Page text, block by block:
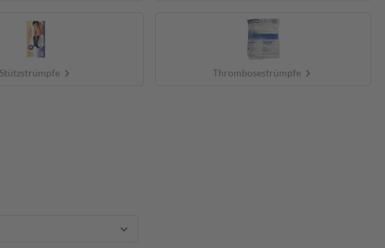
Stützstrümpfe Thrombosestrümpfe